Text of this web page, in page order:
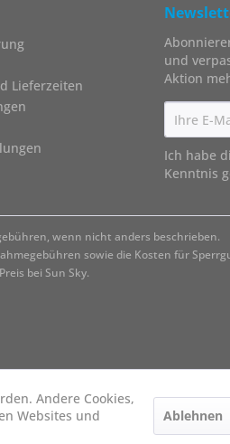
Lieferzeiten
und
Aktion
Ich habe
Kenntnis
wenn nicht anders beschrieben.
sowie die Kosten für
bei Sun Sky.
Andere Cookies,
Websites und
Ablehnen